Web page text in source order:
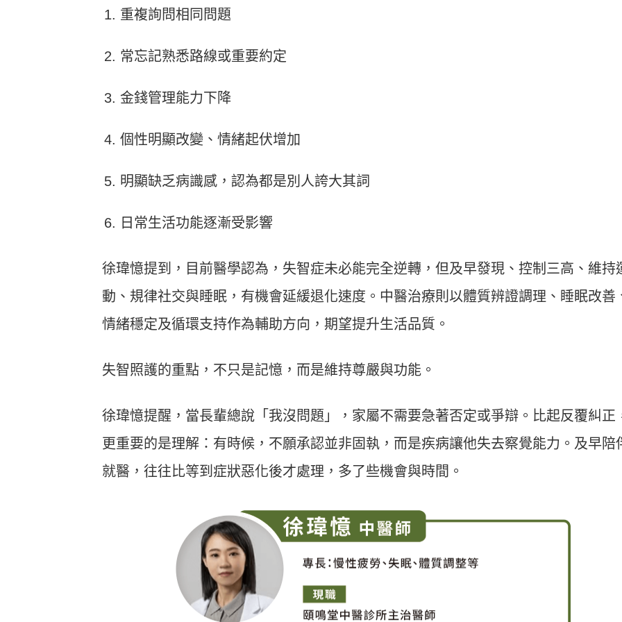
重複詢問相同問題
常忘記熟悉路線或重要約定
金錢管理能力下降
個性明顯改變、情緒起伏增加
明顯缺乏病識感，認為都是別人誇大其詞
日常生活功能逐漸受影響
徐瑋憶提到，目前醫學認為，失智症未必能完全逆轉，但及早發現、控制三高、維持
動、規律社交與睡眠，有機會延緩退化速度。中醫治療則以體質辨證調理、睡眠改善
情緒穩定及循環支持作為輔助方向，期望提升生活品質。
失智照護的重點，不只是記憶，而是維持尊嚴與功能。
徐瑋憶提醒，當長輩總說「我沒問題」，家屬不需要急著否定或爭辯。比起反覆糾正
更重要的是理解：有時候，不願承認並非固執，而是疾病讓他失去察覺能力。及早陪
就醫，往往比等到症狀惡化後才處理，多了些機會與時間。